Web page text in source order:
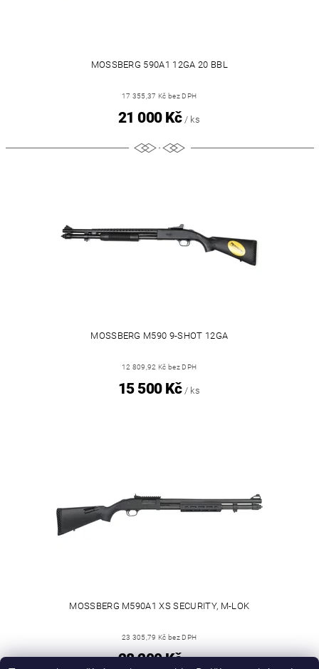
MOSSBERG 590A1 12GA 20 BBL
17 355,37 Kč bez DPH
21 000 Kč / ks
MOSSBERG M590 9-SHOT 12GA
12 809,92 Kč bez DPH
15 500 Kč / ks
MOSSBERG M590A1 XS SECURITY, M-LOK
23 305,79 Kč bez DPH
28 200 Kč